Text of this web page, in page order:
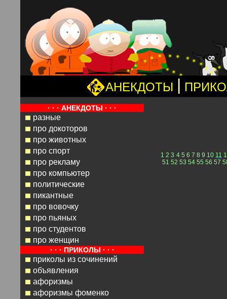
АНЕКДОТЫ |
· · · АНЕКДОТЫ · · ·
разные
про докоторов
про животных
про спорт
про рекламу
про компьютер
политические
пикантные
про вовочку
про пьяных
про студентов
про женщин
· · · ПРИКОЛЫ · · ·
приколы из сочинений
объявления
афоризмы
афоризмы фоменко
1 2 3 4 5 6 7 8 9 10 11
51 52 53 54 55 56 57